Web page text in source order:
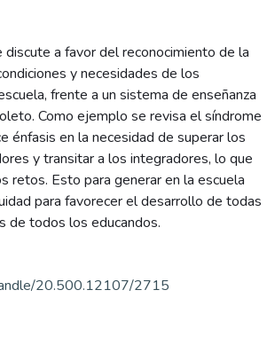
discute a favor del reconocimiento de la
y necesidades de los
frente a un sistema de enseñanza
Como ejemplo se revisa el síndrome
énfasis en la necesidad de superar los
y transitar a los integradores, lo que
retos. Esto para generar en la escuela
para favorecer el desarrollo de todas
de todos los educandos.
20.500.12107/2715